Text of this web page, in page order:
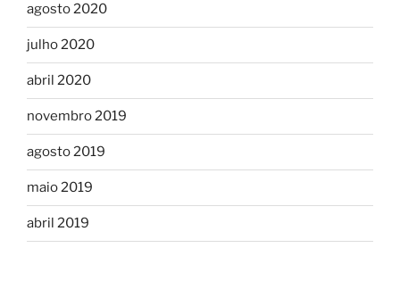
agosto 2020
julho 2020
abril 2020
novembro 2019
agosto 2019
maio 2019
abril 2019